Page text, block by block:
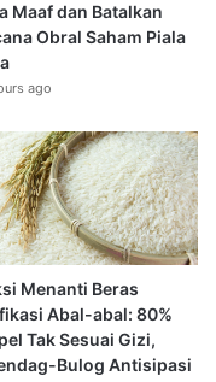
Maaf dan Batalkan
Obral Saham Piala
ago
Menanti Beras
Abal-abal: 80%
Tak Sesuai Gizi,
Bulog Antisipasi